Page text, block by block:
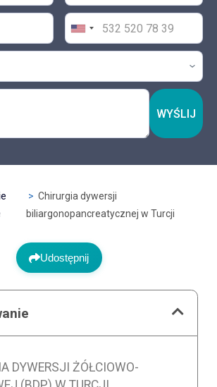
WYŚLIJ
Chirurgia dywersji
biliargonopancreatycznej w Turcji
Udostępnij
DYWERSJI ŻÓŁCIOWO-